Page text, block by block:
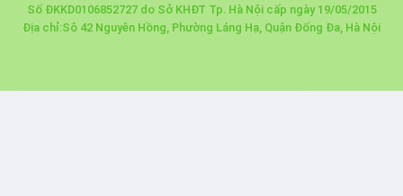
Số ĐKKD0106852727 do Sở KHĐT Tp. Hà Nội cấp ngày 19/05/2015
Địa chỉ:Sô 42 Nguyên Hồng, Phường Láng Hạ, Quận Đống Đa, Hà Nội